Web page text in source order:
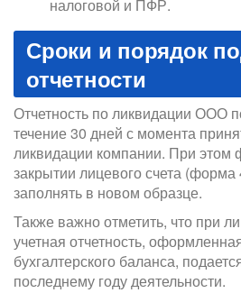
налоговой и ПФР.
Сроки и порядок
отчетности
Отчетность по ликвидации ООО
течение 30 дней с момента
ликвидации компании. При этом
закрытии лицевого счета
заполнять в новом образце.
Также важно отметить, что при
учетная отчетность,
бухгалтерского баланса,
последнему году деятельности.